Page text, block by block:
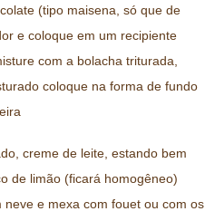
(tipo maisena, só que de
e coloque em um recipiente
com a bolacha triturada,
coloque na forma de fundo
creme de leite, estando bem
de limão (ficará homogêneo)
neve e mexa com fouet ou com os